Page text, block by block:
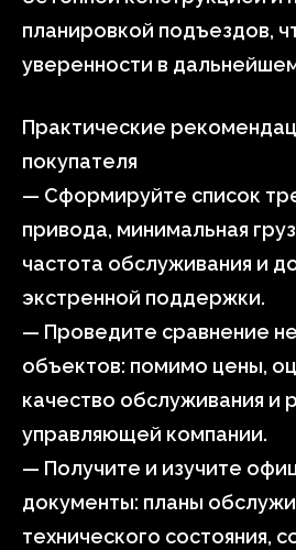
планировкой подъездов,
уверенности в
Практические
покупателя
— Сформируйте список
привода, минимальная
частота обслуживания и
экстренной поддержки.
— Проведите сравнение
объектов: помимо цены,
качество обслуживания и
управляющей компании.
— Получите и изучите
документы: планы
технического состояния,